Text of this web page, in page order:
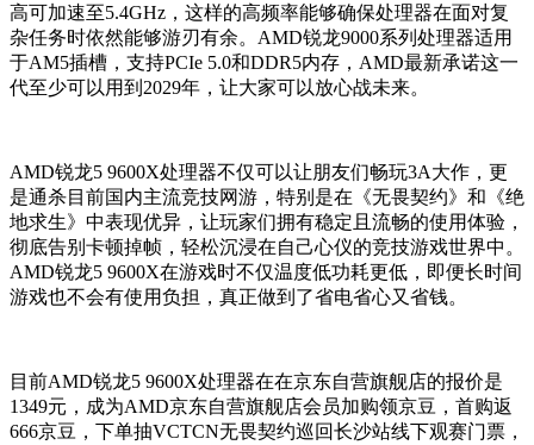
高可加速至5.4GHz，这样的高频率能够确保处理器在面对复
杂任务时依然能够游刃有余。AMD锐龙9000系列处理器适用
于AM5插槽，支持PCIe 5.0和DDR5内存，AMD最新承诺这一
代至少可以用到2029年，让大家可以放心战未来。
AMD锐龙5 9600X处理器不仅可以让朋友们畅玩3A大作，更
是通杀目前国内主流竞技网游，特别是在《无畏契约》和《绝
地求生》中表现优异，让玩家们拥有稳定且流畅的使用体验，
彻底告别卡顿掉帧，轻松沉浸在自己心仪的竞技游戏世界中。
AMD锐龙5 9600X在游戏时不仅温度低功耗更低，即便长时间
游戏也不会有使用负担，真正做到了省电省心又省钱。
目前AMD锐龙5 9600X处理器在在京东自营旗舰店的报价是
1349元，成为AMD京东自营旗舰店会员加购领京豆，首购返
666京豆，下单抽VCTCN无畏契约巡回长沙站线下观赛门票，